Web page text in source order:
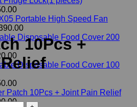
Portable High Speed Fan
Disposable Food Cover 200
Disposable Food Cover 100
Patch 10Pcs + Joint Pain Relief
10Pcs +